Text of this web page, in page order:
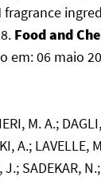
fragrance
Food and
em: 06 maio
M. A.;
A.; LAVELLE,
J.; SADEKAR, N.;